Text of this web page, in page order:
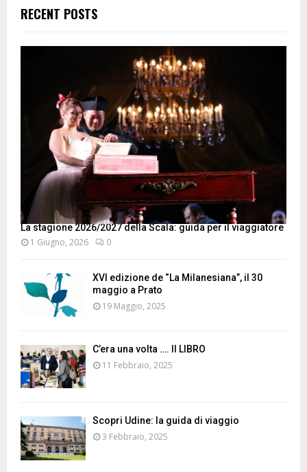
RECENT POSTS
La stagione 2026/2027 della Scala: guida per il viaggiatore
1 Giugno, 2026 0
XVI edizione de “La Milanesiana”, il 30
maggio a Prato
19 Maggio, 2025
C’era una volta …. Il LIBRO
11 Febbraio, 2025
Scopri Udine: la guida di viaggio
3 Febbraio, 2025